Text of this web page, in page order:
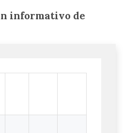
informativo de